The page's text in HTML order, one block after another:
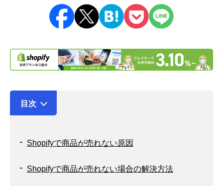
目次
Shopifyで商品が売れない原因
Shopifyで商品が売れない場合の解決方法